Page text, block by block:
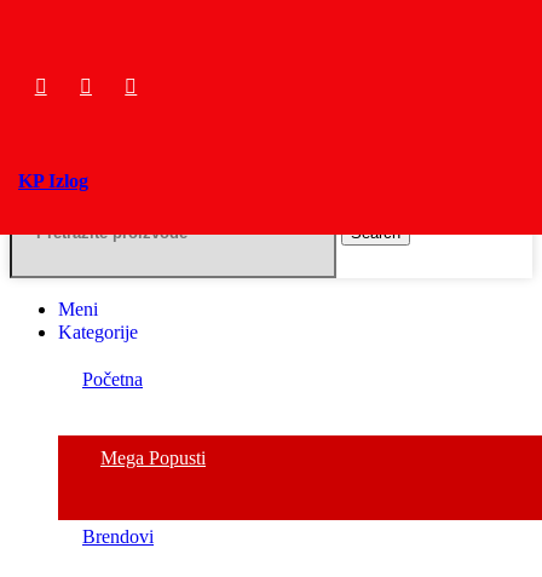
KP Izlog
Search
Meni
Kategorije
Početna
Mega Popusti
Brendovi